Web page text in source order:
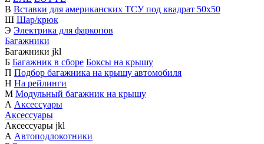
В Вставки для американских ТСУ под квадрат 50х50
Ш Шар/крюк
Э Электрика для фаркопов
Багажники
Багажники jkl
Б Багажник в сборе Боксы на крышу
П Подбор багажника на крышу автомобиля
Н На рейлинги
М Модульный багажник на крышу
А Аксессуары
Аксессуары
Аксессуары jkl
А Автоподлокотники